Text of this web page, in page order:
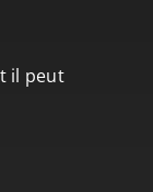
il peut